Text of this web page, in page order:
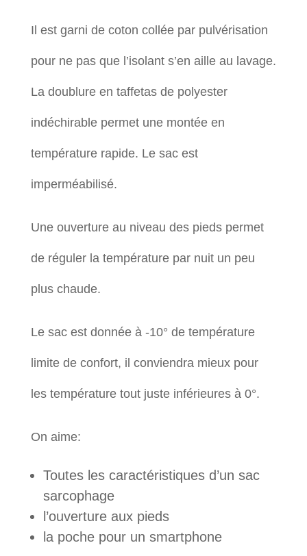
Il est garni de coton collée par pulvérisation
pour ne pas que l’isolant s’en aille au lavage.
La doublure en taffetas de polyester
indéchirable permet une montée en
température rapide. Le sac est
imperméabilisé.
Une ouverture au niveau des pieds permet
de réguler la température par nuit un peu
plus chaude.
Le sac est donnée à -10° de température
limite de confort, il conviendra mieux pour
les température tout juste inférieures à 0°.
On aime:
Toutes les caractéristiques d’un sac
sarcophage
l’ouverture aux pieds
la poche pour un smartphone